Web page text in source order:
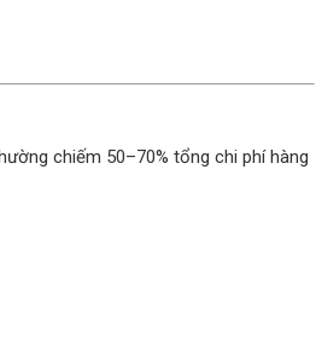
chiếm 50–70% tổng chi phí hàng